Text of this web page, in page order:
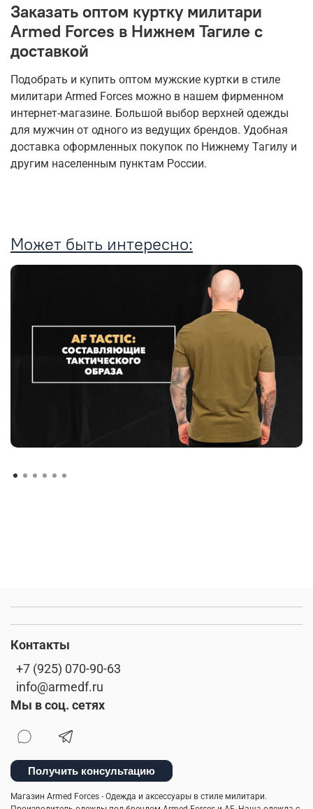
Заказать оптом куртку милитари
Armed Forces в Нижнем Тагиле с
доставкой
Подобрать и купить оптом мужские куртки в стиле
милитари Armed Forces можно в нашем фирменном
интернет-магазине. Большой выбор верхней одежды
для мужчин от одного из ведущих брендов. Удобная
доставка оформленных покупок по Нижнему Тагилу и
другим населенным пунктам России.
Может быть интересно:
Контакты
+7 (925) 070-90-63
info@armedf.ru
Мы в соц. сетях
Получить консультацию
Магазин Armed Forces - Одежда и аксессуары в стиле милитари.